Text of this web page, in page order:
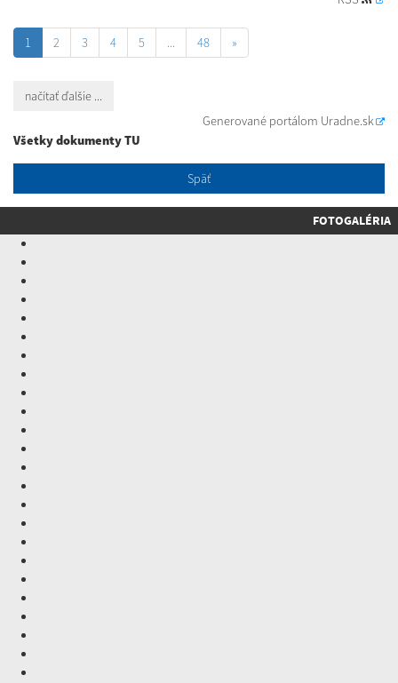
1 2 3 4 5 ... 48 »
načítať ďalšie ...
Generované portálom Uradne.sk
Všetky dokumenty TU
Späť
FOTOGALÉRIA